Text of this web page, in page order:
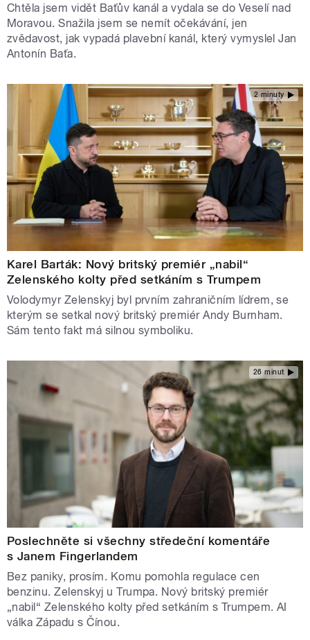
Chtěla jsem vidět Baťův kanál a vydala se do Veselí nad
Moravou. Snažila jsem se nemít očekávání, jen
zvědavost, jak vypadá plavební kanál, který vymyslel Jan
Antonín Baťa.
2 minuty
Karel Barták: Nový britský premiér „nabil“
Zelenského kolty před setkáním s Trumpem
Volodymyr Zelenskyj byl prvním zahraničním lídrem, se
kterým se setkal nový britský premiér Andy Burnham.
Sám tento fakt má silnou symboliku.
26 minut
Poslechněte si všechny středeční komentáře
s Janem Fingerlandem
Bez paniky, prosím. Komu pomohla regulace cen
benzinu. Zelenskyj u Trumpa. Nový britský premiér
„nabil“ Zelenského kolty před setkáním s Trumpem. AI
válka Západu s Čínou.